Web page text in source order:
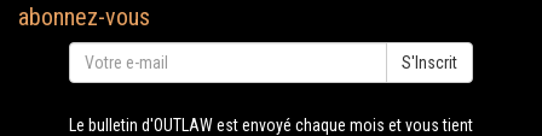
abonnez-vous
S'Inscrit
Le bulletin d'OUTLAW est envoyé chaque mois et vous tient